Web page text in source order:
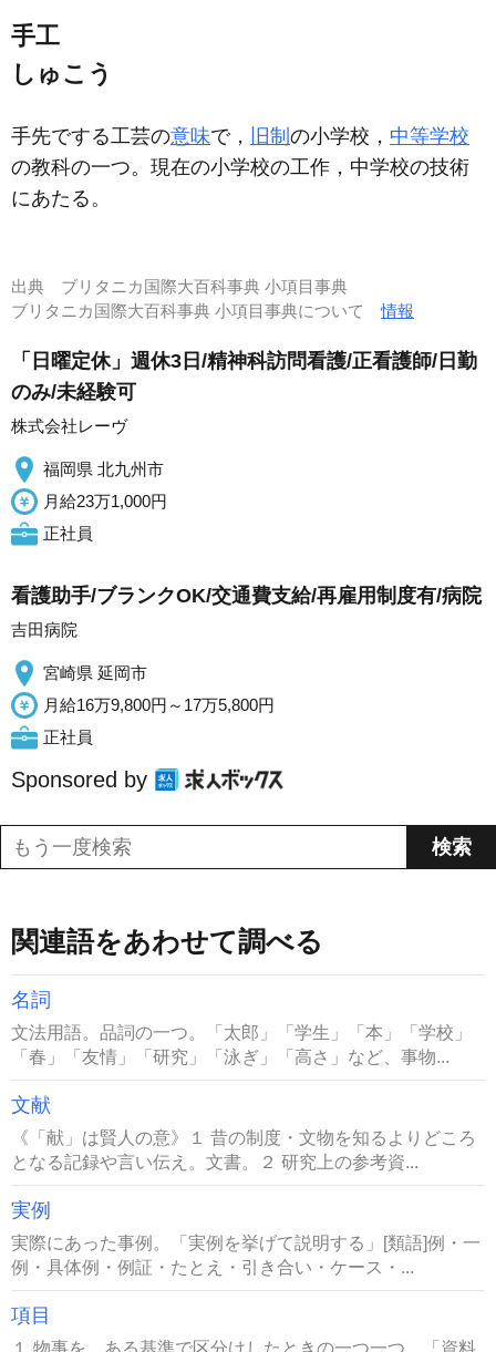
手工
しゅこう
手先でする工芸の意味で， 旧制 の小学校， 中等学校
の教科の一つ。現在の小学校の工作，中学校の技術
にあたる。
出典 ブリタニカ国際大百科事典 小項目事典
ブリタニカ国際大百科事典 小項目事典について情報
「日曜定休」週休3日/精神科訪問看護/正看護師/日勤
のみ/未経験可
株式会社レーヴ
福岡県 北九州市
月給23万1,000円
正社員
看護助手/ブランクOK/交通費支給/再雇用制度有/病院
吉田病院
宮崎県 延岡市
月給16万9,800円～17万5,800円
正社員
Sponsored by
関連語をあわせて調べる
名詞
文法用語。品詞の一つ。「太郎」「学生」「本」「学校」
「春」「友情」「研究」「泳ぎ」「高さ」など、事物...
文献
《「献」は賢人の意》１ 昔の制度・文物を知るよりどころ
となる記録や言い伝え。文書。２ 研究上の参考資...
実例
実際にあった事例。「実例を挙げて説明する」[類語]例・一
例・具体例・例証・たとえ・引き合い・ケース・...
項目
１ 物事を、ある基準で区分けしたときの一つ一つ。「資料